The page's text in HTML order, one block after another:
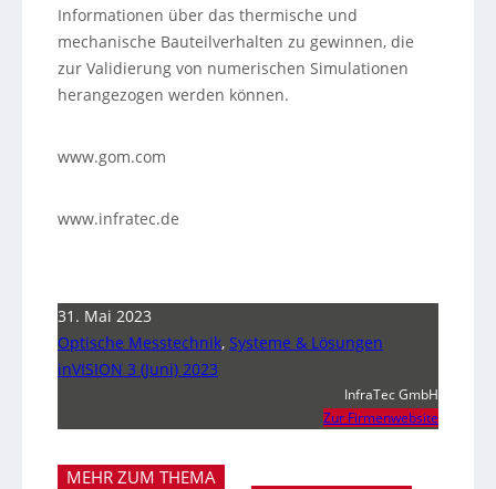
Informationen über das thermische und
mechanische Bauteilverhalten zu gewinnen, die
zur Validierung von numerischen Simulationen
herangezogen werden können.
www.gom.com
www.infratec.de
31. Mai 2023
Optische Messtechnik, Systeme & Lösungen
inVISION 3 (Juni) 2023
InfraTec GmbH
Zur Firmenwebsite
MEHR ZUM THEMA